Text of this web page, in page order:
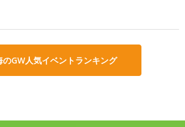
のGW人気イベントランキング